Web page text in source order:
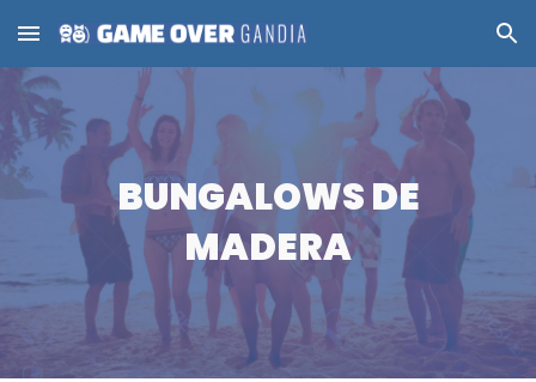
Skip to main content Skip to navigation
BUNGALOWS DE
MADERA